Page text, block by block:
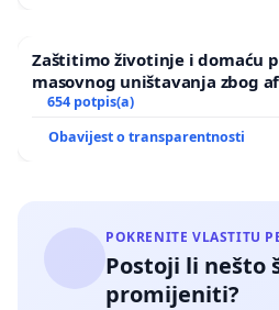
Zaštitimo životinje i domaću
masovnog uništavanja zbog
654 potpis(a)
Obavijest o transparentnosti
POKRENITE VLASTITU
Postoji li nešto
promijeniti?